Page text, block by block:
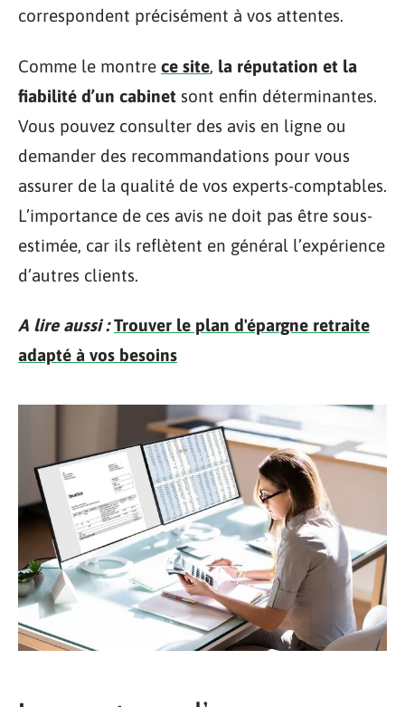
correspondent précisément à vos attentes.
Comme le montre ce site, la réputation et la
fiabilité d’un cabinet sont enfin déterminantes.
Vous pouvez consulter des avis en ligne ou
demander des recommandations pour vous
assurer de la qualité de vos experts-comptables.
L’importance de ces avis ne doit pas être sous-
estimée, car ils reflètent en général l’expérience
d’autres clients.
A lire aussi : Trouver le plan d'épargne retraite
adapté à vos besoins